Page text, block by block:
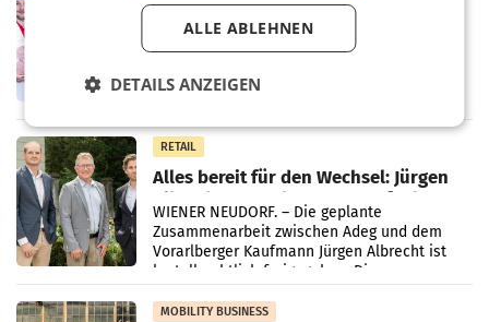
Penny modernisiert zwei Filialen in
Ober- und Niederösterreich
WIENER NEUDORF. – Im Rahmen einer
erneuert Penny zwei Filialen in Nieder- und
in Haag sowie im rund
RETAIL
Alles bereit für den Wechsel: Jürgen
Albrecht setzt ab 1.1.2027 auf Adeg
WIENER NEUDORF. – Die geplante
Zusammenarbeit zwischen Adeg und dem
Vorarlberger Kaufmann Jürgen Albrecht ist
kartellrechtlich freigegeben: Die
Bundeswettbewerbsbehörde und der
Bundeskartellanwalt
MOBILITY BUSINESS
ALLE ABLEHNEN
DETAILS ANZEIGEN